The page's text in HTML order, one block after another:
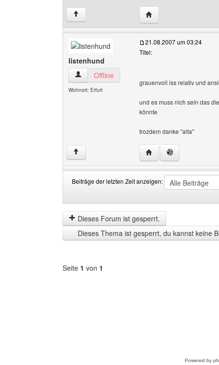
↑ Website dieses
listenhund
listenhund Benutzer-Profile anzeigen
Offline
Wohnort: Erfurt
21.08.2007 um 03:24
Titel:
grauenvoll iss relativ und
und es muss nich sein das
könnte
trozdem danke "alta"
↑ Website dieses
Beiträge der letzten Zeit anzeigen:
der
letzten
Zeit
anzeigen
by
Dieses Forum ist gesperrt.
Dieses Thema ist gesperrt, du kannst keine
Seite 1 von 1
Powered by